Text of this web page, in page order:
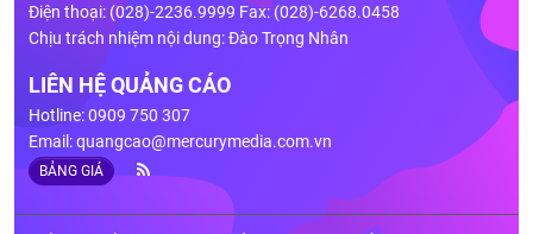
Điện thoại: (028)-2236.9999 Fax: (028)-6268.0458
Chịu trách nhiệm nội dung: Đào Trọng Nhân
LIÊN HỆ QUẢNG CÁO
Hotline: 0909 750 307
Email:quangcao@mercurymedia.com.vn
BẢNG GIÁ